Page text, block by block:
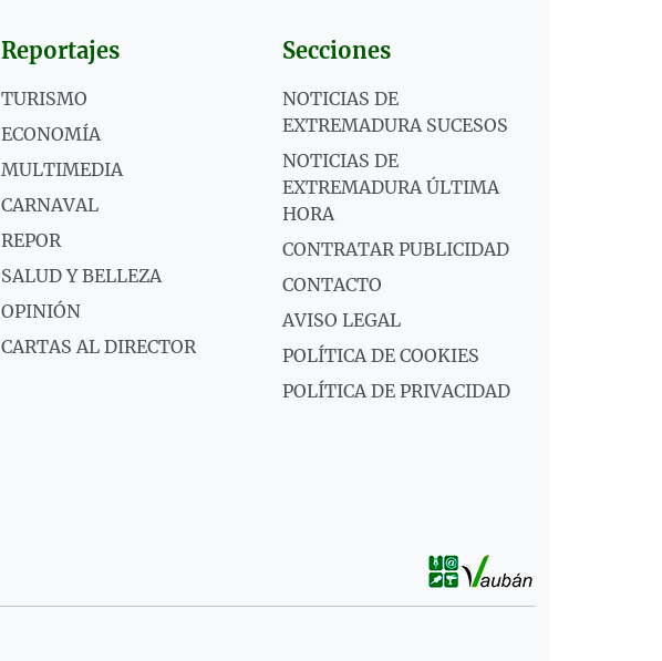
Reportajes
TURISMO
ECONOMÍA
MULTIMEDIA
CARNAVAL
REPOR
SALUD Y BELLEZA
OPINIÓN
CARTAS AL DIRECTOR
Secciones
NOTICIAS DE
EXTREMADURA SUCESOS
NOTICIAS DE
EXTREMADURA ÚLTIMA
HORA
CONTRATAR PUBLICIDAD
CONTACTO
AVISO LEGAL
POLÍTICA DE COOKIES
POLÍTICA DE PRIVACIDAD